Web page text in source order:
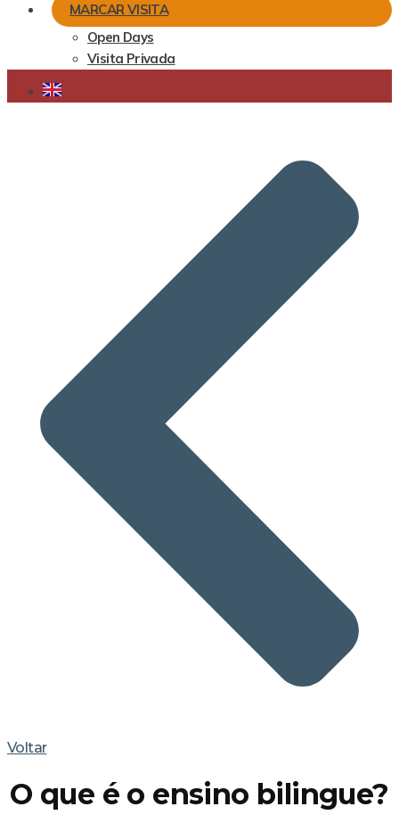
MARCAR VISITA
Open Days
Visita Privada
Voltar
O que é o ensino bilingue?